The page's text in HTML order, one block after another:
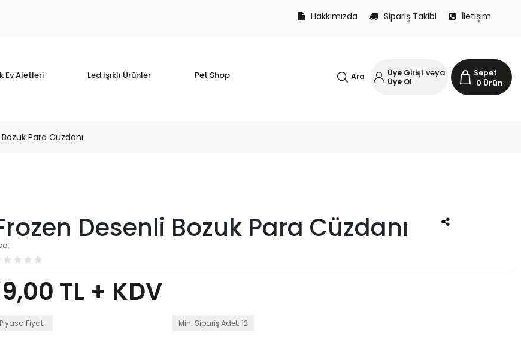
Hakkımızda Sipariş Takibi İletişim
Ev Aletleri Led Işıklı Ürünler Pet Shop Sepet
0 Ürün
Üye Girişi veya
Üye Ol
Ara
Para Cüzdanı
Desenli Bozuk Para Cüzdanı
TL + KDV
Piyasa Fiyatı: Min. Sipariş Adet: 12